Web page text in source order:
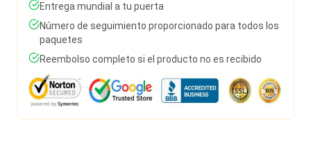
Entrega mundial a tu puerta
Número de seguimiento proporcionado para todos los
paquetes
Reembolso completo si el producto no es recibido